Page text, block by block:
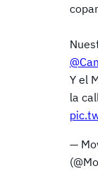
Y el
la
—